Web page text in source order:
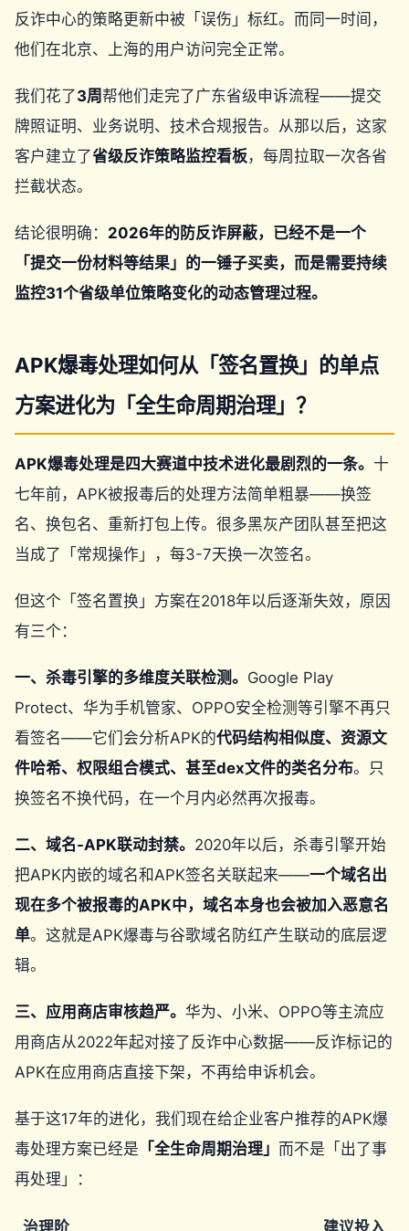
反诈中心的策略更新中被「误伤」标红。而同一时间，
他们在北京、上海的用户访问完全正常。
我们花了3周帮他们走完了广东省级申诉流程——提交
牌照证明、业务说明、技术合规报告。从那以后，这家
客户建立了省级反诈策略监控看板，每周拉取一次各省
拦截状态。
结论很明确： 2026年的防反诈屏蔽，已经不是一个
「提交一份材料等结果」的一锤子买卖，而是需要持续
监控31个省级单位策略变化的动态管理过程。
APK爆毒处理如何从「签名置换」的单点
方案进化为「全生命周期治理」？
APK爆毒处理是四大赛道中技术进化最剧烈的一条。 十
七年前，APK被报毒后的处理方法简单粗暴——换签
名、换包名、重新打包上传。很多黑灰产团队甚至把这
当成了「常规操作」，每3-7天换一次签名。
但这个「签名置换」方案在2018年以后逐渐失效，原因
有三个：
一、杀毒引擎的多维度关联检测。 Google Play
Protect、华为手机管家、OPPO安全检测等引擎不再只
看签名——它们会分析APK的代码结构相似度、资源文
件哈希、权限组合模式、甚至dex文件的类名分布。只
换签名不换代码，在一个月内必然再次报毒。
二、域名-APK联动封禁。 2020年以后，杀毒引擎开始
把APK内嵌的域名和APK签名关联起来——一个域名出
现在多个被报毒的APK中，域名本身也会被加入恶意名
单。这就是APK爆毒与谷歌域名防红产生联动的底层逻
辑。
三、应用商店审核趋严。 华为、小米、OPPO等主流应
用商店从2022年起对接了反诈中心数据——反诈标记的
APK在应用商店直接下架，不再给申诉机会。
基于这17年的进化，我们现在给企业客户推荐的APK爆
毒处理方案已经是 「全生命周期治理」 而不是「出了事
再处理」：
治理阶 建议投入